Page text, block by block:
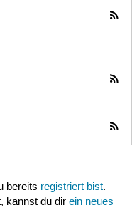
bereits registriert bist.
kannst du dir ein neues